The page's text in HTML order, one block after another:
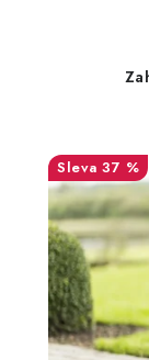
37 %